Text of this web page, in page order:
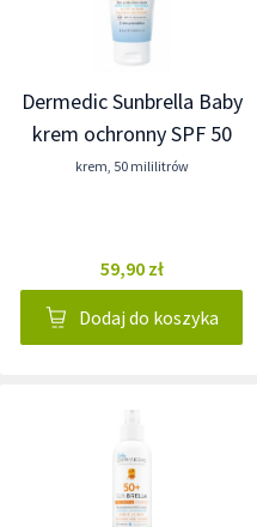
Dermedic Sunbrella Baby
krem ochronny SPF 50
krem, 50 mililitrów
59,90 zł
Dodaj do koszyka